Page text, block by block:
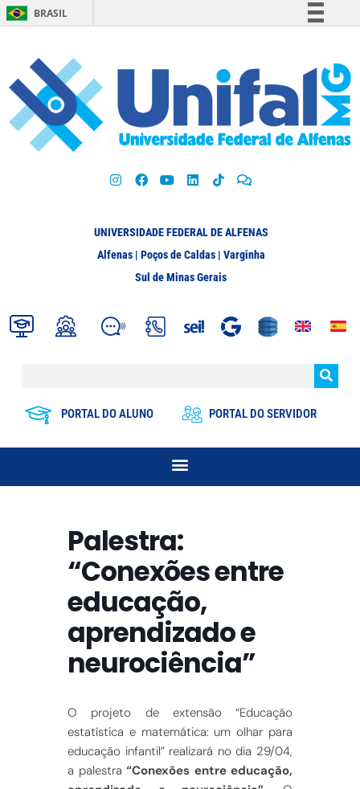
BRASIL
Participe
Acesso à informação
Legislação
UNIVERSIDADE FEDERAL DE ALFENAS
Alfenas | Poços de Caldas | Varginha
Sul de Minas Gerais
PORTAL DO ALUNO PORTAL DO SERVIDOR
Palestra:
“Conexões entre
educação,
aprendizado e
neurociência”
O projeto de extensão “Educação
estatística e matemática: um olhar para
educação infantil” realizará no dia 29/04,
a palestra “Conexões entre educação,